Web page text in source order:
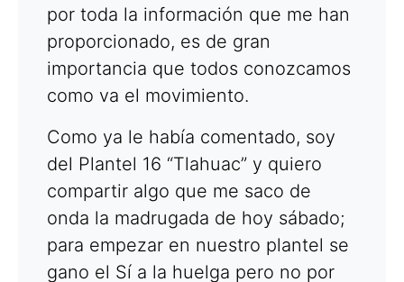
por toda la información que me han
proporcionado, es de gran
importancia que todos conozcamos
como va el movimiento.
Como ya le había comentado, soy
del Plantel 16 “Tlahuac” y quiero
compartir algo que me saco de
onda la madrugada de hoy sábado;
para empezar en nuestro plantel se
gano el Sí a la huelga pero no por